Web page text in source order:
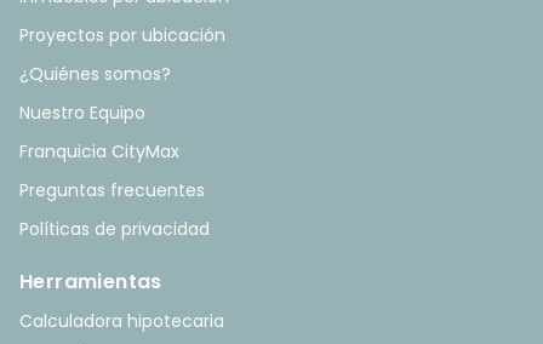
Proyectos por ubicación
¿Quiénes somos?
Nuestro Equipo
Franquicia CityMax
Preguntas frecuentes
Políticas de privacidad
Herramientas
Calculadora hipotecaria